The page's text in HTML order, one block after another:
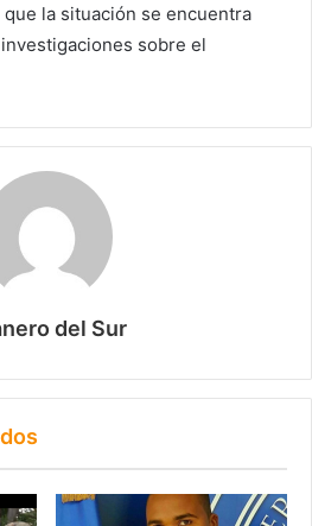
la situación se encuentra
sobre el
del Sur